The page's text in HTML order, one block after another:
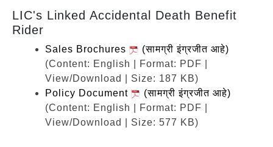
LIC's Linked Accidental Death Benefit
Rider
Sales Brochures
(सामग्री इंग्रजीत आहे)
(Content: English | Format: PDF |
View/Download | Size: 187 KB)
Policy Document
(सामग्री इंग्रजीत आहे)
(Content: English | Format: PDF |
View/Download | Size: 577 KB)